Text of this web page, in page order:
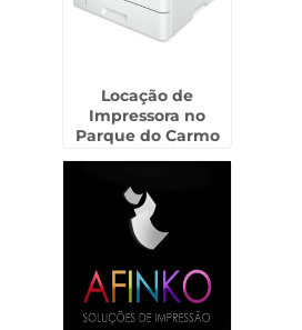
Locação de
Impressora no
Parque do Carmo